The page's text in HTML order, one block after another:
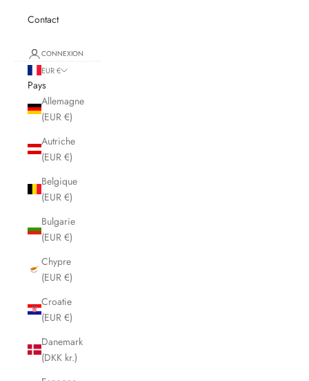
Contact
CONNEXION
EUR €
Pays
Allemagne
(EUR €)
Autriche
(EUR €)
Belgique
(EUR €)
Bulgarie
(EUR €)
Chypre
(EUR €)
Croatie
(EUR €)
Danemark
(DKK kr.)